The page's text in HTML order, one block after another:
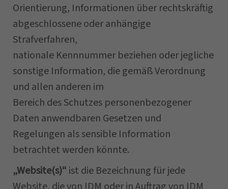
Orientierung, Informationen über rechtskräftig
abgeschlossene oder anhängige
Strafverfahren,
nationale Kennnummer beziehen oder jegliche
sonstige Information, die gemäß Verordnung
und allen anderen im
Bereich des Schutzes personenbezogener
Daten anwendbaren Gesetzen und
Regelungen als sensible Information
betrachtet werden könnte.
„Website(s)“ ist die Bezeichnung für jede